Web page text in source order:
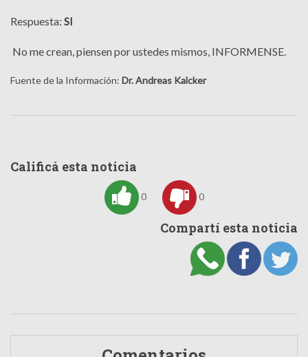
Respuesta: SI
No me crean, piensen por ustedes mismos, INFORMENSE.
Fuente de la Información: Dr. Andreas Kalcker
Calificá esta noticia
0 0
Compartí esta noticia